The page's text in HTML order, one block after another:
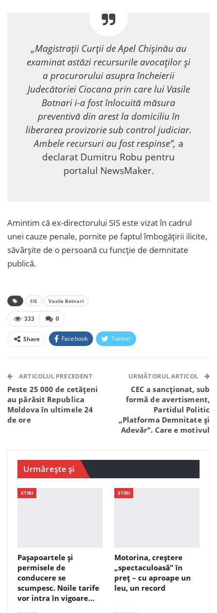
„Magistrații Curții de Apel Chișinău au
examinat astăzi recursurile avocaților și
a procurorului asupra încheierii
Judecătoriei Ciocana prin care lui Vasile
Botnari i-a fost înlocuită măsura
preventivă din arest la domiciliu în
liberarea provizorie sub control judiciar.
Ambele recursuri au fost respinse”, a
declarat Dumitru Robu pentru
portalul NewsMaker.
Amintim că ex-directorului SIS este vizat în cadrul
unei cauze penale, pornite pe faptul îmbogățirii ilicite,
săvârșite de o persoană cu funcție de demnitate
publică.
SIS Vasile Botnari
0
333
Share Facebook Twitter
Telegram WhatsApp Viber
ARTICOLUL PRECEDENT
Peste 25 000 de cetățeni
au părăsit Republica
Moldova în ultimele 24
de ore
URMĂTORUL ARTICOL
CEC a sancționat, sub
formă de avertisment,
Partidul Politic
„Platforma Demnitate și
Adevăr”. Care e motivul
Urmărește și
STIRI
Pașapoartele și
permisele de
conducere se
scumpesc. Noile tarife
vor intra în vigoare…
STIRI
Motorina, creștere
„spectaculoasă” în
preț – cu aproape un
leu, un record